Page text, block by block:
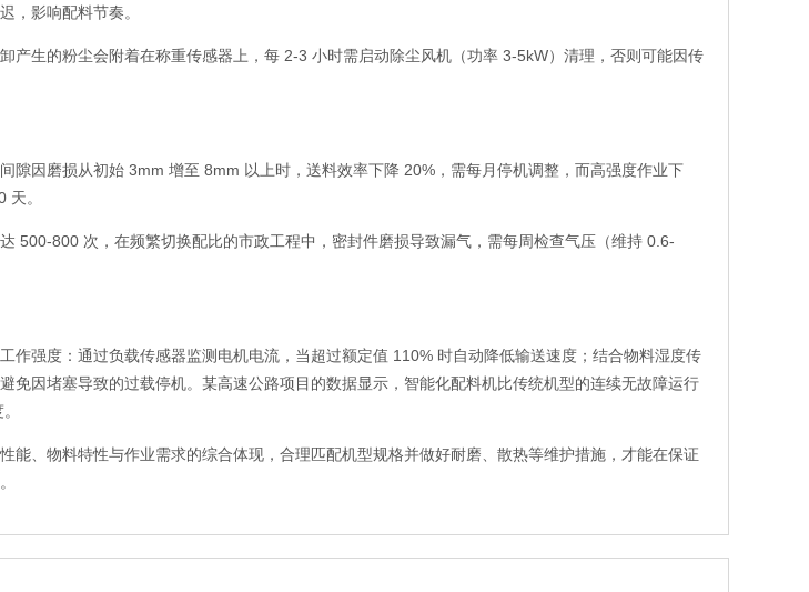
，影响配料节奏。
产生的粉尘会附着在称重传感器上，每 2-3 小时需启动除尘风机（功率 3-5kW）清理，否则可能因传
隙因磨损从初始 3mm 增至 8mm 以上时，送料效率下降 20%，需每月停机调整，而高强度作业下
天。
500-800 次，在频繁切换配比的市政工程中，密封件磨损导致漏气，需每周检查气压（维持 0.6-
作强度：通过负载传感器监测电机电流，当超过额定值 110% 时自动降低输送速度；结合物料湿度传
免因堵塞导致的过载停机。某高速公路项目的数据显示，智能化配料机比传统机型的连续无故障运行
能、物料特性与作业需求的综合体现，合理匹配机型规格并做好耐磨、散热等维护措施，才能在保证